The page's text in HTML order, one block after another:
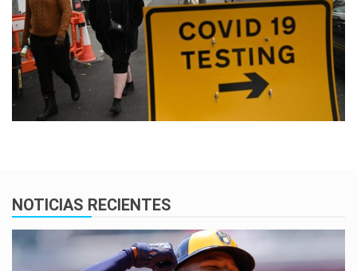
NOTICIAS RECIENTES